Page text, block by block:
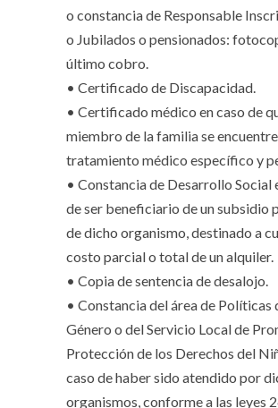
o constancia de Responsable
o Jubilados o pensionados:
último cobro.
• Certificado de Discapacidad.
• Certificado médico en caso de
miembro de la familia se
tratamiento médico específico y
• Constancia de Desarrollo Social
de ser beneficiario de un subsidio
de dicho organismo, destinado a
costo parcial o total de un alquiler.
• Copia de sentencia de desalojo.
• Constancia del área de Políticas
Género o del Servicio Local de
Protección de los Derechos del
caso de haber sido atendido por
organismos, conforme a las leyes